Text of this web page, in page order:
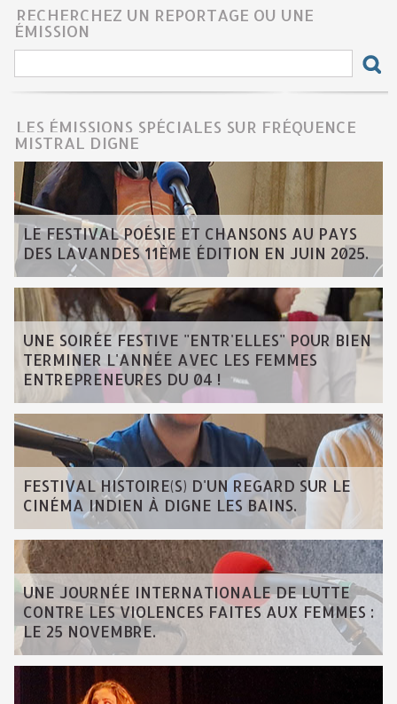
RECHERCHEZ UN REPORTAGE OU UNE
ÉMISSION
LES ÉMISSIONS SPÉCIALES SUR FRÉQUENCE
MISTRAL DIGNE
LE FESTIVAL POÉSIE ET CHANSONS AU PAYS
DES LAVANDES 11ÈME ÉDITION EN JUIN 2025.
UNE SOIRÉE FESTIVE "ENTR'ELLES" POUR BIEN
TERMINER L'ANNÉE AVEC LES FEMMES
ENTREPRENEURES DU 04 !
FESTIVAL HISTOIRE(S) D'UN REGARD SUR LE
CINÉMA INDIEN À DIGNE LES BAINS.
UNE JOURNÉE INTERNATIONALE DE LUTTE
CONTRE LES VIOLENCES FAITES AUX FEMMES :
LE 25 NOVEMBRE.